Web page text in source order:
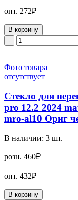
опт. 272₽
В корзину
-
Фото товара
отсутствует
Стекло для
pro 12.2 2024
mro-al10 Ориг
В наличии: 3 шт.
розн. 460₽
опт. 432₽
В корзину